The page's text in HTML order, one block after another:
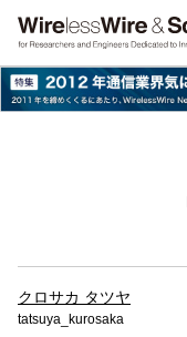
クロサカ タツヤ
tatsuya_kurosaka